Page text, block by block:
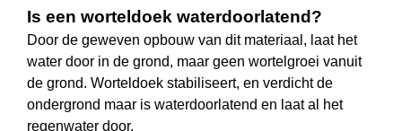
Is een worteldoek waterdoorlatend?
Door de geweven opbouw van dit materiaal, laat het
water door in de grond, maar geen wortelgroei vanuit
de grond. Worteldoek stabiliseert, en verdicht de
ondergrond maar is waterdoorlatend en laat al het
regenwater door.